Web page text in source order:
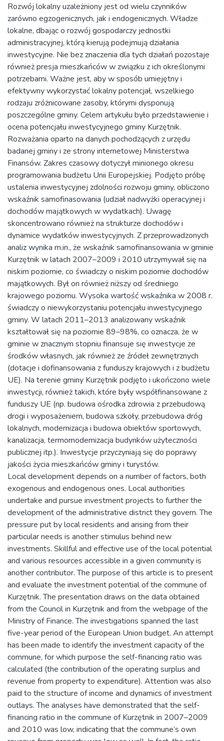
Rozwój lokalny uzależniony jest od wielu czynników
zarówno egzogenicznych, jak i endogenicznych. Władze
lokalne, dbając o rozwój gospodarczy jednostki
administracyjnej, którą kierują podejmują działania
inwestycyjne. Nie bez znaczenia dla tych działań pozostaje
również presja mieszkańców w związku z ich określonymi
potrzebami. Ważne jest, aby w sposób umiejętny i
efektywny wykorzystać lokalny potencjał, wszelkiego
rodzaju zróżnicowane zasoby, którymi dysponują
poszczególne gminy. Celem artykułu było przedstawienie i
ocena potencjału inwestycyjnego gminy Kurzętnik.
Rozważania oparto na danych pochodzących z urzędu
badanej gminy i ze strony internetowej Ministerstwa
Finansów. Zakres czasowy dotyczył minionego okresu
programowania budżetu Unii Europejskiej. Podjęto próbę
ustalenia inwestycyjnej zdolności rozwoju gminy, obliczono
wskaźnik samofinasowania (udział nadwyżki operacyjnej i
dochodów majątkowych w wydatkach). Uwagę
skoncentrowano również na strukturze dochodów i
dynamice wydatków inwestycyjnych. Z przeprowadzonych
analiz wynika m.in., że wskaźnik samofinansowania w gminie
Kurzętnik w latach 2007–2009 i 2010 utrzymywał się na
niskim poziomie, co świadczy o niskim poziomie dochodów
majątkowych. Był on również niższy od średniego
krajowego poziomu. Wysoka wartość wskaźnika w 2008 r.
świadczy o niewykorzystaniu potencjału inwestycyjnego
gminy. W latach 2011–2013 analizowany wskaźnik
kształtował się na poziomie 89–98%, co oznacza, że w
gminie w znacznym stopniu finansuje się inwestycje ze
środków własnych, jak również ze źródeł zewnętrznych
(dotacje i dofinansowania z funduszy krajowych i z budżetu
UE). Na terenie gminy Kurzętnik podjęto i ukończono wiele
inwestycji, również takich, które były współfinansowane z
funduszy UE (np. budowa ośrodka zdrowia z przebudową
drogi i wyposażeniem, budowa szkoły, przebudowa dróg
lokalnych, modernizacja i budowa obiektów sportowych,
kanalizacja, termomodernizacja budynków użyteczności
publicznej itp.). Inwestycje przyczyniają się do poprawy
jakości życia mieszkańców gminy i turystów.
Local development depends on a number of factors, both
exogenous and endogenous ones. Local authorities
undertake and pursue investment projects to further the
development of the administrative district they govern. The
pressure put by local residents and arising from their
particular needs is another stimulus behind new
investments. Skillful and effective use of the local potential
and various resources accessible in a given community is
another contributor. The purpose of this article is to present
and evaluate the investment potential of the commune of
Kurzętnik. The presentation draws on the data obtained
from the Council in Kurzętnik and from the webpage of the
Ministry of Finance. The investigations spanned the last
five-year period of the European Union budget. An attempt
has been made to identify the investment capacity of the
commune, for which purpose the self-financing ratio was
calculated (the contribution of the operating surplus and
revenue from property to expenditure). Attention was also
paid to the structure of income and dynamics of investment
outlays. The analyses have demonstrated that the self-
financing ratio in the commune of Kurzętnik in 2007–2009
and 2010 was low, indicating that the commune’s own